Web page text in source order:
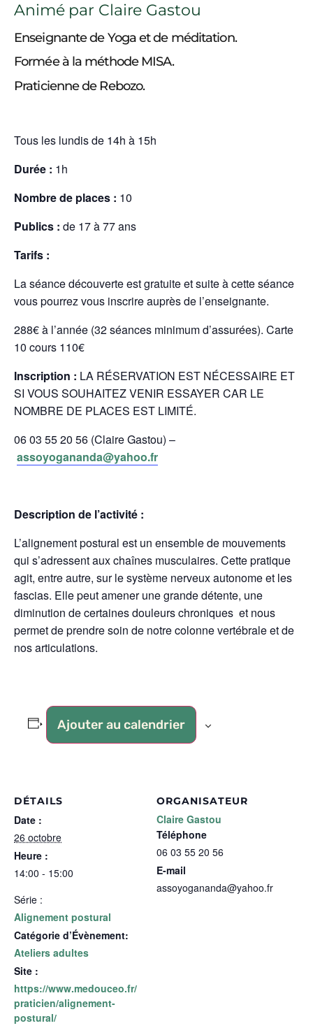
Animé par Claire Gastou
Enseignante de Yoga et de méditation.
Formée à la méthode MISA.
Praticienne de Rebozo.
Tous les lundis de 14h à 15h
Durée : 1h
Nombre de places : 10
Publics : de 17 à 77 ans
Tarifs :
La séance découverte est gratuite et suite à cette séance
vous pourrez vous inscrire auprès de l’enseignante.
288€ à l’année (32 séances minimum d’assurées). Carte
10 cours 110€
Inscription : LA RÉSERVATION EST NÉCESSAIRE ET
SI VOUS SOUHAITEZ VENIR ESSAYER CAR LE
NOMBRE DE PLACES EST LIMITÉ.
06 03 55 20 56 (Claire Gastou) –
assoyogananda@yahoo.fr
Description de l’activité :
L’alignement postural est un ensemble de mouvements
qui s’adressent aux chaînes musculaires. Cette pratique
agit, entre autre, sur le système nerveux autonome et les
fascias. Elle peut amener une grande détente, une
diminution de certaines douleurs chroniques et nous
permet de prendre soin de notre colonne vertébrale et de
nos articulations.
Ajouter au calendrier
DÉTAILS
Date :
26 octobre
Heure :
14:00 - 15:00
Série :
Alignement postural
Catégorie d’Évènement:
Ateliers adultes
Site :
https://www.medouceo.fr/
praticien/alignement-
postural/
ORGANISATEUR
Claire Gastou
Téléphone
06 03 55 20 56
E-mail
assoyogananda@yahoo.fr